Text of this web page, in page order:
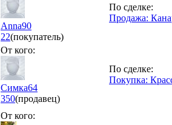
Anna90
22(покупатель)
По сделке:
Продажа:
От кого:
Симка64
350(продавец)
По сделке:
Покупка:
От кого: